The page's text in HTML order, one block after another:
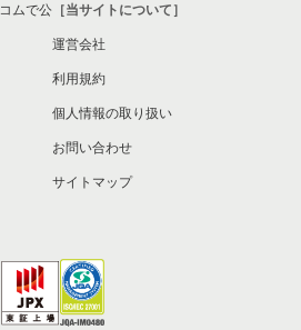
ムで公 ［当サイトについて］
運営会社
利用規約
個人情報の取り扱い
お問い合わせ
サイトマップ